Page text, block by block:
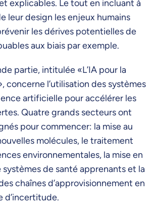
explicables. Le tout en incluant à
leur design les enjeux humains
les dérives potentielles de
aux biais par exemple.
partie, intitulée «L’IA pour la
concerne l’utilisation des systèmes
artificielle pour accélérer les
Quatre grands secteurs ont
pour commencer: la mise au
molécules, le traitement
environnementales, la mise en
systèmes de santé apprenants et la
chaînes d’approvisionnement en
d’incertitude.